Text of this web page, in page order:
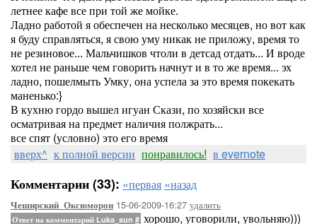
летнее кафе все при той же мойке.
Ладно работой я обеспечен на несколько месяцев, но вот как
я буду справляться, я свою уму никак не приложу, время то
не резиновое... Мальчишков чтоли в детсад отдать... И вроде
хотел не раньше чем говорить начнут и в то же время... эх
ладно, пошелмыть Умку, она успела за это время покекать
маненько:}
В кухню гордо вышел игуан Скази, по хозяйски все
осматривая на предмет наличия полжрать...
все спят (условно) это его время
вверх^ к полной версии понравилось! в evernote
Комментарии (33): «первая «назад
Чеширский_Оксюморон 15-06-2009-16:27 удалить
Ответ на комментарий Luka_sun # хорошо, уговорили, увольняю)))